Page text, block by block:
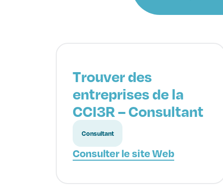
Trouver des
entreprises de la
CCI3R – Consultant
Consultant
Consulter le site Web